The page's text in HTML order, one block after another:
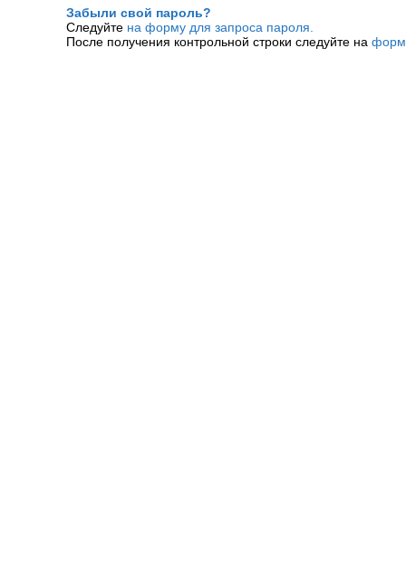
Забыли свой пароль?
Следуйте на форму для запроса пароля.
После получения контрольной строки следуйте на